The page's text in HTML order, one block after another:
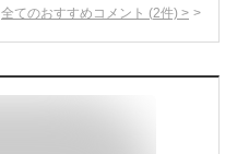
全てのおすすめコメント (2件) >